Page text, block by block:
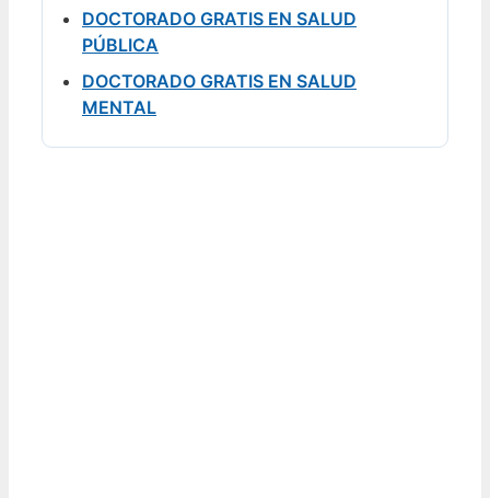
DOCTORADO GRATIS EN SALUD
PÚBLICA
DOCTORADO GRATIS EN SALUD
MENTAL